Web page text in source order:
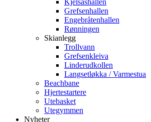
Kjelsåshallen
Grefsenhallen
Engebråtenhallen
Rønningen
Skianlegg
Trollvann
Grefsenkleiva
Linderudkollen
Langsetløkka / Varmestua
Beachbane
Hjertestartere
Utebasket
Utegymmen
Nyheter